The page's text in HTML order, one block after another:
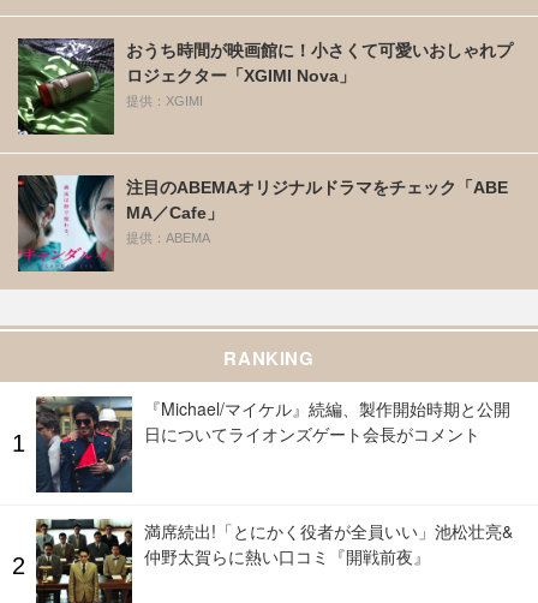
おうち時間が映画館に！小さくて可愛いおしゃれプ
ロジェクター「XGIMI Nova」
提供：XGIMI
注目のABEMAオリジナルドラマをチェック「ABE
MA／Cafe」
提供：ABEMA
RANKING
『Michael/マイケル』続編、製作開始時期と公開
日についてライオンズゲート会長がコメント
満席続出!「とにかく役者が全員いい」池松壮亮&
仲野太賀らに熱い口コミ『開戦前夜』